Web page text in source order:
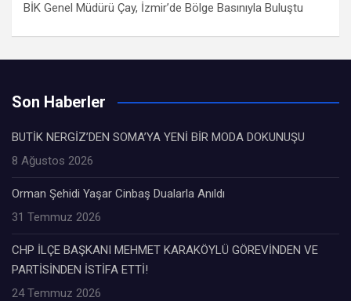
BİK Genel Müdürü Çay, İzmir’de Bölge Basınıyla Buluştu
Son Haberler
BUTİK NERGİZ’DEN SOMA’YA YENİ BİR MODA DOKUNUŞU
8 Ağustos 2026
Orman Şehidi Yaşar Cinbaş Dualarla Anıldı
31 Temmuz 2026
CHP İLÇE BAŞKANI MEHMET KARAKÖYLÜ GÖREVİNDEN VE
PARTİSİNDEN İSTİFA ETTİ!
24 Temmuz 2026